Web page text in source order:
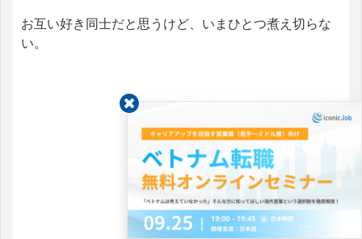
お互い好き同士だと思うけど、いまひとつ煮え切らな
い。